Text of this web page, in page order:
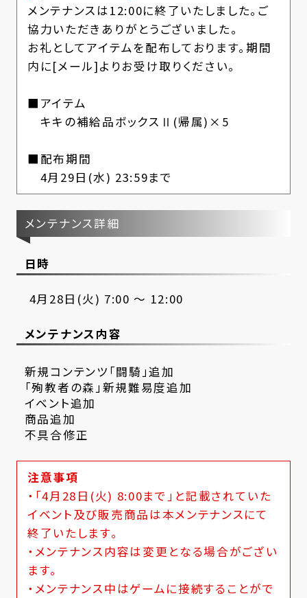
メンテナンスは12:00に終了いたしました。ご
協力いただきありがとうございました。
お礼としてアイテムを配布しております。期間
内に[メール]よりお受け取りください。
■アイテム
キキの補給品ボックスⅡ(帰属)×5
■配布期間
4月29日(水) 23:59まで
メンテナンス詳細
日時
4月28日(火) 7:00 ～ 12:00
メンテナンス内容
新規コンテンツ「闘騎」追加
「殉教者の森」新規難易度追加
イベント追加
商品追加
不具合修正
注意事項
・「4月28日(火) 8:00まで」と記載されていた
イベント及び販売商品は本メンテナンスにて
終了いたします。
・メンテナンス内容は変更となる場合がござい
ます。
・メンテナンス中はゲームに接続することがで